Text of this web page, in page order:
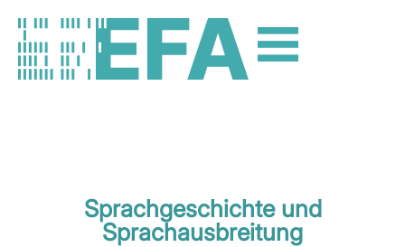
Sprachgeschichte und
Sprachausbreitung